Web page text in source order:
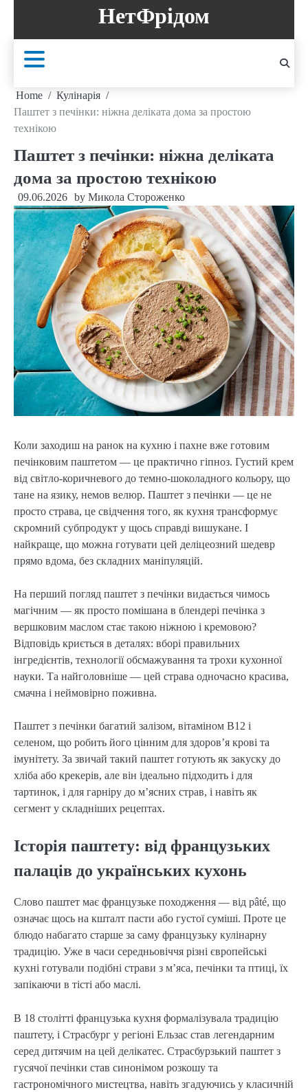
content
НетФрідом
Home
Кулінарія
Паштет з печінки: ніжна деліката дома за простою
технікою
Паштет з печінки: ніжна деліката
дома за простою технікою
09.06.2026 by Микола Стороженко
Коли заходиш на ранок на кухню і пахне вже готовим
печінковим паштетом — це практично гіпноз. Густий крем
від світло-коричневого до темно-шоколадного кольору, що
тане на язику, немов велюр. Паштет з печінки — це не
просто страва, це свідчення того, як кухня трансформує
скромний субпродукт у щось справді вишукане. І
найкраще, що можна готувати цей деліцеозний шедевр
прямо вдома, без складних маніпуляцій.
На перший погляд паштет з печінки видається чимось
магічним — як просто помішана в блендері печінка з
вершковим маслом стає такою ніжною і кремовою?
Відповідь криється в деталях: вборі правильних
інгредієнтів, технології обсмажування та трохи кухонної
науки. Та найголовніше — цей страва одночасно красива,
смачна і неймовірно поживна.
Паштет з печінки багатий залізом, вітаміном B12 і
селеном, що робить його цінним для здоров’я крові та
імунітету. За звичай такий паштет готують як закуску до
хліба або крекерів, але він ідеально підходить і для
тартинок, і для гарніру до м’ясних страв, і навіть як
сегмент у складніших рецептах.
Історія паштету: від французьких
палаців до українських кухонь
Слово паштет має французьке походження — від pâté, що
означає щось на кшталт пасти або густої суміші. Проте це
блюдо набагато старше за саму французьку кулінарну
традицію. Уже в часи середньовіччя різні європейські
кухні готували подібні страви з м’яса, печінки та птиці, їх
запікаючи в тісті або маслі.
В 18 столітті французька кухня формалізувала традицію
паштету, і Страсбург у регіоні Ельзас став легендарним
серед дитячим на цей делікатес. Страсбурзький паштет з
гусячої печінки став синонімом розкошу та
гастрономічного мистецтва, навіть згадуючись у класичній